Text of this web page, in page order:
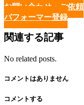
お問い合わせ・ご依頼
パフォーマー登録
関連する記事
No related posts.
コメントはありません
コメントする